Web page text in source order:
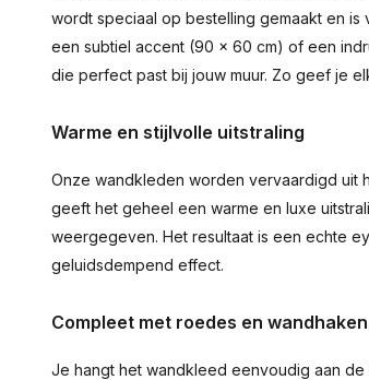
wordt speciaal op bestelling gemaakt en is
een subtiel accent (90 × 60 cm) of een
die perfect past bij jouw muur. Zo geef je
Warme en stijlvolle uitstraling
Onze wandkleden worden vervaardigd uit
geeft het geheel een warme en luxe
weergegeven. Het resultaat is een echte
geluidsdempend effect.
Compleet met roedes en
Je hangt het wandkleed eenvoudig aan